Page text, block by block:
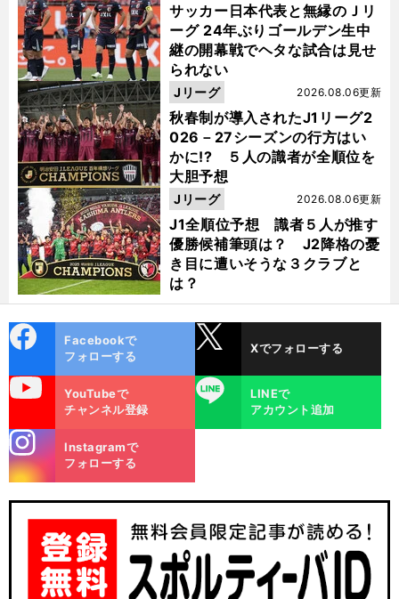
サッカー日本代表と無縁のＪリ
ーグ 24年ぶりゴールデン生中
継の開幕戦でヘタな試合は見せ
られない
秋春制が導入されたJ1リーグ2
026－27シーズンの行方はい
かに!? ５人の識者が全順位を
大胆予想
2026.08.06更新
Jリーグ
J1全順位予想 識者５人が推す
優勝候補筆頭は？ J2降格の憂
き目に遭いそうな３クラブと
は？
2026.08.06更新
Jリーグ
ok
Facebookで
フォローする
Xでフォローする
YouTubeで
チャンネル登録
LINE
LINEで
アカウント追加
m
Instagramで
フォローする